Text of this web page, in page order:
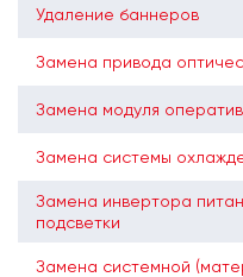
Удаление баннеров
Замена привода
Замена модуля
Замена системы
Замена инвертора
подсветки
Замена системной